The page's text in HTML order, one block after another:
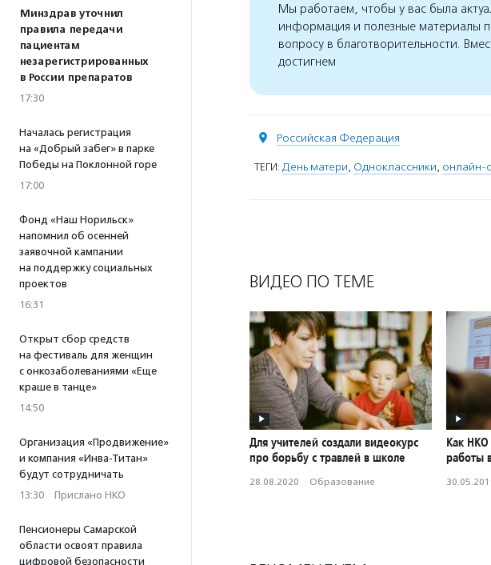
Минздрав уточнил
правила передачи
пациентам
незарегистрированных
в России препаратов
17:30
Началась регистрация
на «Добрый забег» в парке
Победы на Поклонной горе
17:00
Фонд «Наш Норильск»
напомнил об осенней
заявочной кампании
на поддержку социальных
проектов
16:31
Открыт сбор средств
на фестиваль для женщин
с онкозаболеваниями «Еще
краше в танце»
14:50
Организация «Продвижение»
и компания «Инва-Титан»
будут сотрудничать
13:30 · Прислано НКО
Пенсионеры Самарской
области освоят правила
цифровой безопасности
Мы работаем, чтобы у вас была
информация и полезные материалы
вопросу в благотворительности.
достигнем
Российская Федерация
ТЕГИ: День матери, Одноклассники, онлайн-
ВИДЕО ПО ТЕМЕ
Для учителей создали видеокурс
про борьбу с травлей в школе
28.08.2020 · Образование
Как НКО
работы